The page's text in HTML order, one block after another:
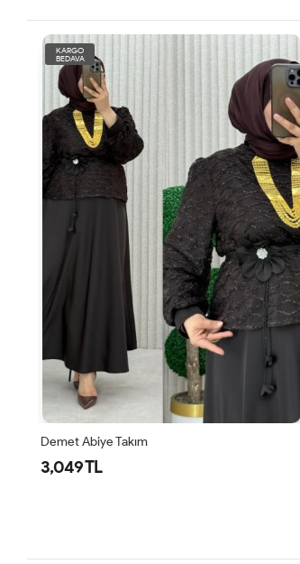
KARGO
BEDAVA
Demet Abiye Takım
3,049 TL